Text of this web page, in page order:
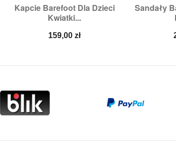
Kapcie Barefoot Dla Dzieci
Kwiatki...
Cena
159,00 zł
 Szybki podgląd
Rozmiary:23,
Sandały
